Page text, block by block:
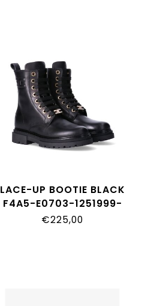
LACE-UP BOOTIE BLACK
F4A5-E0703-1251999-
€225,00